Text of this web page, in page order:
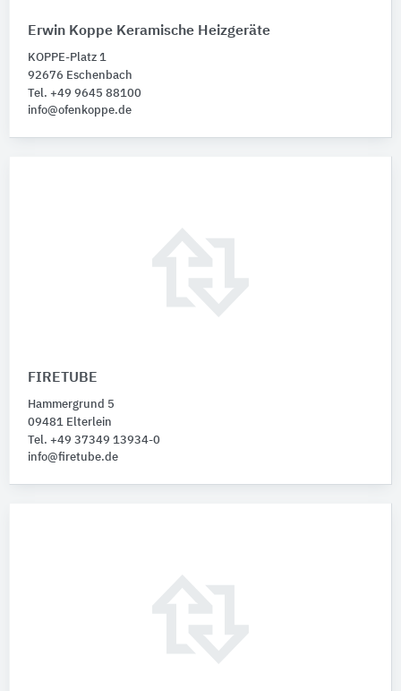
Erwin Koppe Keramische Heizgeräte
KOPPE-Platz 1
92676 Eschenbach
Tel. +49 9645 88100
info@ofenkoppe.de
FIRETUBE
Hammergrund 5
09481 Elterlein
Tel. +49 37349 13934-0
info@firetube.de